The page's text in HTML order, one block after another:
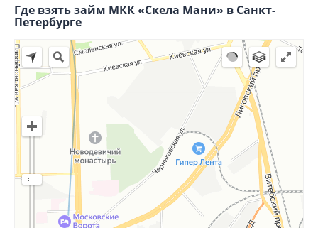
Где взять займ МКК «Скела Мани» в Санкт-
Петербурге